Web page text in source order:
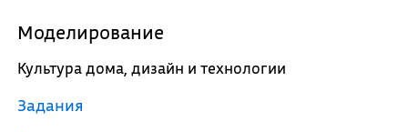
Моделирование
Культура дома, дизайн и технологии
Задания